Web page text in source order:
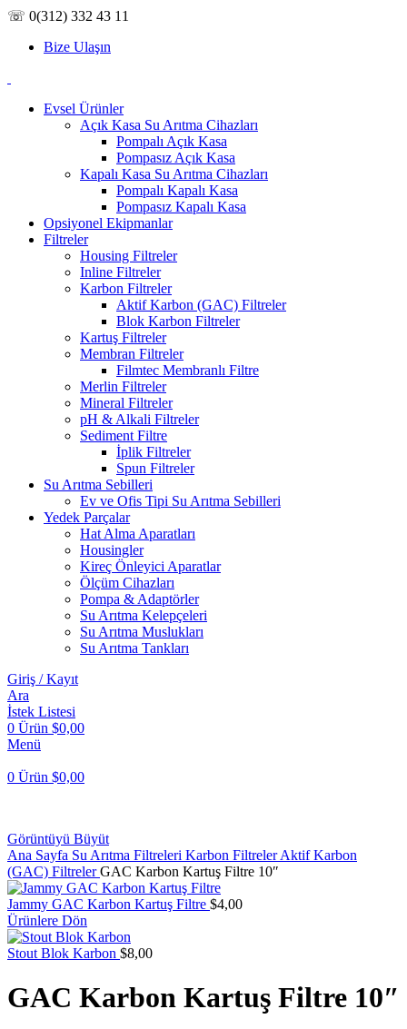
☏ 0(312) 332 43 11
Bize Ulaşın
Evsel Ürünler
Açık Kasa Su Arıtma Cihazları
Pompalı Açık Kasa
Pompasız Açık Kasa
Kapalı Kasa Su Arıtma Cihazları
Pompalı Kapalı Kasa
Pompasız Kapalı Kasa
Opsiyonel Ekipmanlar
Filtreler
Housing Filtreler
Inline Filtreler
Karbon Filtreler
Aktif Karbon (GAC) Filtreler
Blok Karbon Filtreler
Kartuş Filtreler
Membran Filtreler
Filmtec Membranlı Filtre
Merlin Filtreler
Mineral Filtreler
pH & Alkali Filtreler
Sediment Filtre
İplik Filtreler
Spun Filtreler
Su Arıtma Sebilleri
Ev ve Ofis Tipi Su Arıtma Sebilleri
Yedek Parçalar
Hat Alma Aparatları
Housingler
Kireç Önleyici Aparatlar
Ölçüm Cihazları
Pompa & Adaptörler
Su Arıtma Kelepçeleri
Su Arıtma Muslukları
Su Arıtma Tankları
Giriş / Kayıt
Ara
İstek Listesi
0 Ürün $0,00
Menü
0 Ürün $0,00
Görüntüyü Büyüt
Ana Sayfa Su Arıtma Filtreleri Karbon FiltrelerAktif Karbon
(GAC) FiltrelerGAC Karbon Kartuş Filtre 10″
Jammy GAC Karbon Kartuş Filtre $4,00
Ürünlere Dön
Stout Blok Karbon $8,00
GAC Karbon Kartuş Filtre 10″